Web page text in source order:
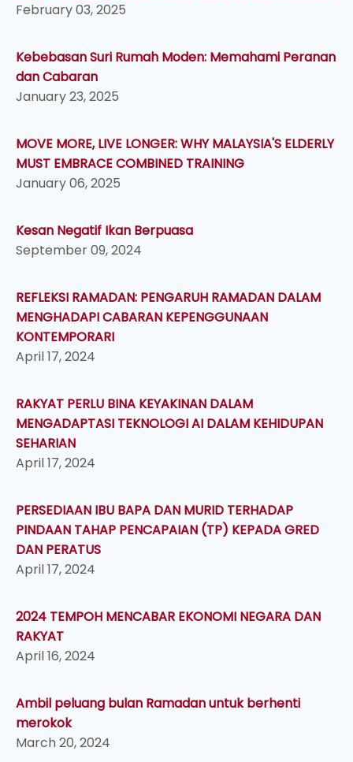
February 03, 2025
Kebebasan Suri Rumah Moden: Memahami Peranan
dan Cabaran
January 23, 2025
MOVE MORE, LIVE LONGER: WHY MALAYSIA'S ELDERLY
MUST EMBRACE COMBINED TRAINING
January 06, 2025
Kesan Negatif Ikan Berpuasa
September 09, 2024
REFLEKSI RAMADAN: PENGARUH RAMADAN DALAM
MENGHADAPI CABARAN KEPENGGUNAAN
KONTEMPORARI
April 17, 2024
RAKYAT PERLU BINA KEYAKINAN DALAM
MENGADAPTASI TEKNOLOGI AI DALAM KEHIDUPAN
SEHARIAN
April 17, 2024
PERSEDIAAN IBU BAPA DAN MURID TERHADAP
PINDAAN TAHAP PENCAPAIAN (TP) KEPADA GRED
DAN PERATUS
April 17, 2024
2024 TEMPOH MENCABAR EKONOMI NEGARA DAN
RAKYAT
April 16, 2024
Ambil peluang bulan Ramadan untuk berhenti
merokok
March 20, 2024